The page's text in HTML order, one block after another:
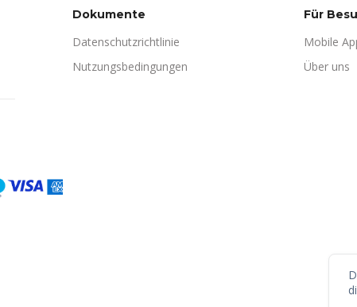
Dokumente
Datenschutzrichtlinie
Nutzungsbedingungen
Für
Mobile
Über uns